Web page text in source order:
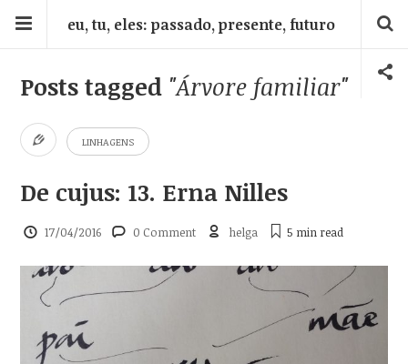
eu, tu, eles: passado, presente, futuro
Posts tagged "Árvore familiar"
LINHAGENS
De cujus: 13. Erna Nilles
17/04/2016 0 Comment helga 5 min read